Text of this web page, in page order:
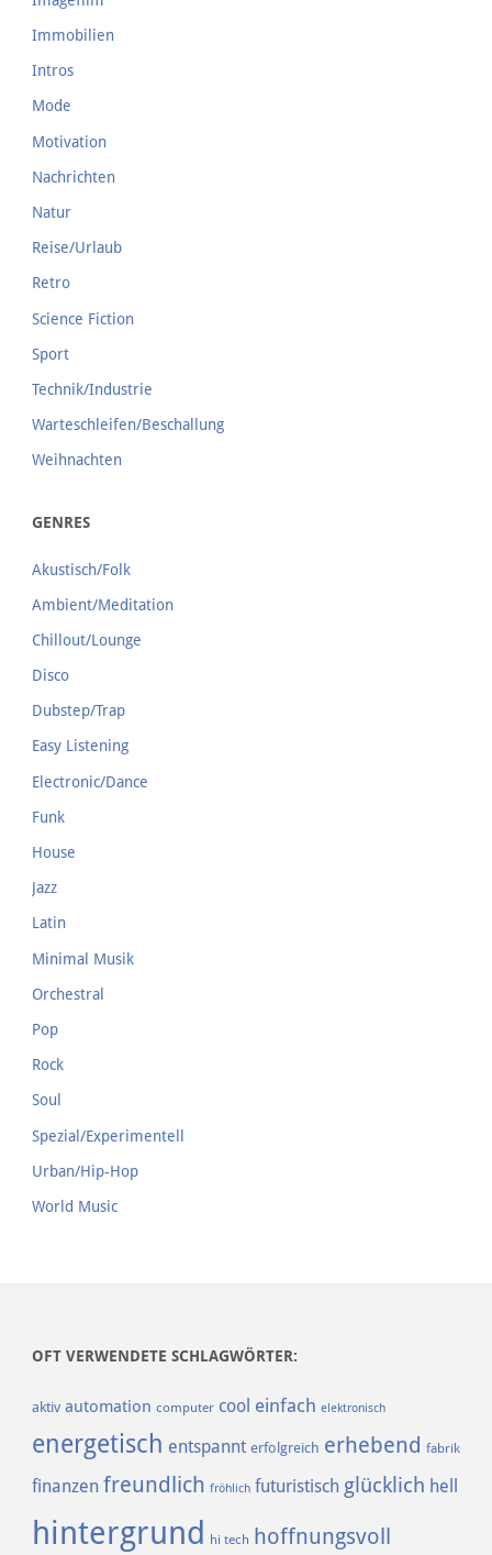
Immobilien
Intros
Mode
Motivation
Nachrichten
Natur
Reise/Urlaub
Retro
Science Fiction
Sport
Technik/Industrie
Warteschleifen/Beschallung
Weihnachten
GENRES
Akustisch/Folk
Ambient/Meditation
Chillout/Lounge
Disco
Dubstep/Trap
Easy Listening
Electronic/Dance
Funk
House
Jazz
Latin
Minimal Musik
Orchestral
Pop
Rock
Soul
Spezial/Experimentell
Urban/Hip-Hop
World Music
OFT VERWENDETE SCHLAGWÖRTER:
aktiv automation computer cool einfach elektronisch
energetisch entspannt erfolgreich erhebend fabrik
finanzen freundlich fröhlich futuristisch glücklich hell
hintergrund hi tech hoffnungsvoll